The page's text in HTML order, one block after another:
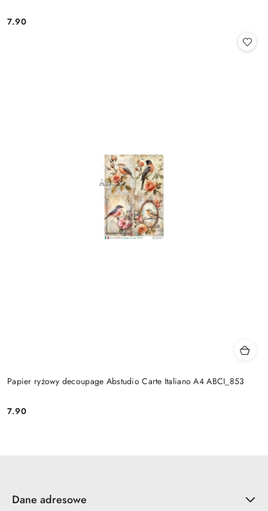
Cena:
7.90
Papier ryżowy decoupage Abstudio Carte Italiano A4 ABCI_853
Cena:
7.90
Dane adresowe